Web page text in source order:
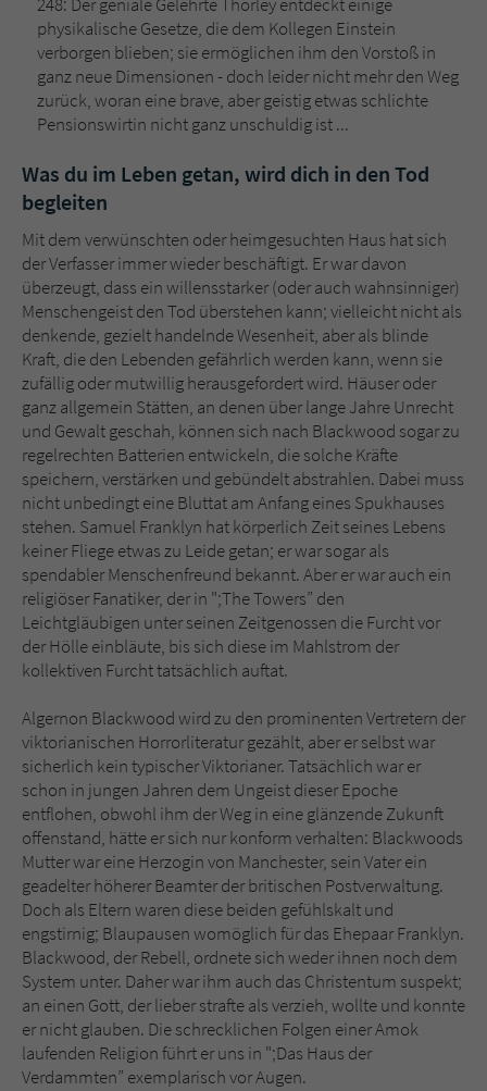
physikalische Gesetze, die dem Kollegen Einstein
verborgen blieben; sie ermöglichen ihm den Vorstoß in
ganz neue Dimensionen - doch leider nicht mehr den Weg
zurück, woran eine brave, aber geistig etwas schlichte
Pensionswirtin nicht ganz unschuldig ist ...
Was du im Leben getan, wird dich in den Tod
begleiten
Mit dem verwünschten oder heimgesuchten Haus hat sich
der Verfasser immer wieder beschäftigt. Er war davon
überzeugt, dass ein willensstarker (oder auch wahnsinniger)
Menschengeist den Tod überstehen kann; vielleicht nicht als
denkende, gezielt handelnde Wesenheit, aber als blinde
Kraft, die den Lebenden gefährlich werden kann, wenn sie
zufällig oder mutwillig herausgefordert wird. Häuser oder
ganz allgemein Stätten, an denen über lange Jahre Unrecht
und Gewalt geschah, können sich nach Blackwood sogar zu
regelrechten Batterien entwickeln, die solche Kräfte
speichern, verstärken und gebündelt abstrahlen. Dabei muss
nicht unbedingt eine Bluttat am Anfang eines Spukhauses
stehen. Samuel Franklyn hat körperlich Zeit seines Lebens
keiner Fliege etwas zu Leide getan; er war sogar als
spendabler Menschenfreund bekannt. Aber er war auch ein
religiöser Fanatiker, der in ";The Towers” den
Leichtgläubigen unter seinen Zeitgenossen die Furcht vor
der Hölle einbläute, bis sich diese im Mahlstrom der
kollektiven Furcht tatsächlich auftat.
Algernon Blackwood wird zu den prominenten Vertretern der
viktorianischen Horrorliteratur gezählt, aber er selbst war
sicherlich kein typischer Viktorianer. Tatsächlich war er
schon in jungen Jahren dem Ungeist dieser Epoche
entflohen, obwohl ihm der Weg in eine glänzende Zukunft
offenstand, hätte er sich nur konform verhalten: Blackwoods
Mutter war eine Herzogin von Manchester, sein Vater ein
geadelter höherer Beamter der britischen Postverwaltung.
Doch als Eltern waren diese beiden gefühlskalt und
engstirnig; Blaupausen womöglich für das Ehepaar Franklyn.
Blackwood, der Rebell, ordnete sich weder ihnen noch dem
System unter. Daher war ihm auch das Christentum suspekt;
an einen Gott, der lieber strafte als verzieh, wollte und konnte
er nicht glauben. Die schrecklichen Folgen einer Amok
laufenden Religion führt er uns in ";Das Haus der
Verdammten” exemplarisch vor Augen.